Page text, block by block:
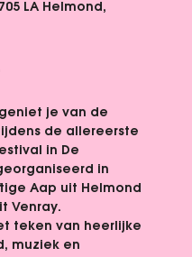
LA Helmond,
je van de
de allereerste
in De
in
Aap uit Helmond
Venray.
teken van heerlijke
muziek en